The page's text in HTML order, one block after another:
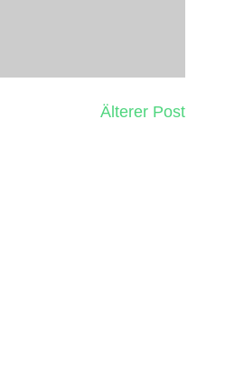
Älterer Post